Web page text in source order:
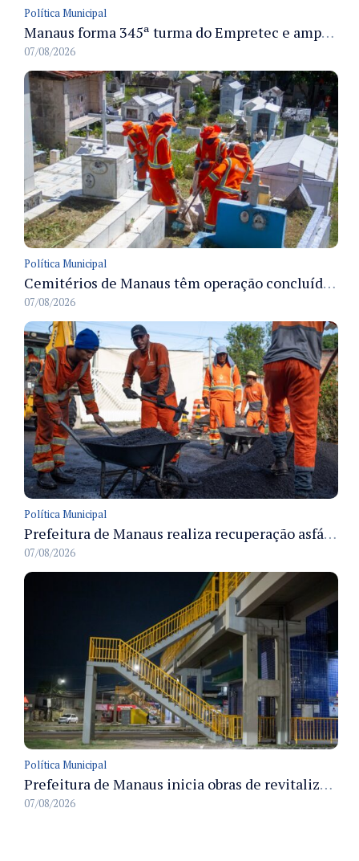
Política Municipal
Manaus forma 345ª turma do Empretec e amplia qualificação de empreendedores na cidade
07/08/2026
Política Municipal
Cemitérios de Manaus têm operação concluída e estrutura pronta para receber famílias no Dia dos Pais
07/08/2026
Política Municipal
Prefeitura de Manaus realiza recuperação asfáltica na rua Canário do Campo e amplia mobilidade na zona Norte
07/08/2026
Política Municipal
Prefeitura de Manaus inicia obras de revitalização na passarela Max Teixeira para ampliar segurança e mobilidade urbana
07/08/2026